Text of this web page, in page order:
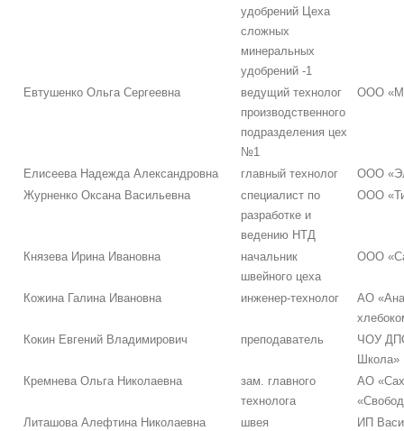
удобрений Цеха
сложных
минеральных
удобрений -1
Евтушенко Ольга Сергеевна
ведущий технолог
производственного
подразделения цех
№1
ООО
Елисеева Надежда Александровна главный технолог
ООО
Журненко Оксана Васильевна
специалист по
разработке и
ведению НТД
ООО
Князева Ирина Ивановна
начальник
швейного цеха
ООО
Кожина Галина Ивановна инженер-технолог
АО
Кокин Евгений Владимирович
преподаватель
ЧОУ
Школа»
Кремнева Ольга Николаевна
зам. главного
технолога
АО
Литашова Алефтина Николаевна
швея
ИП